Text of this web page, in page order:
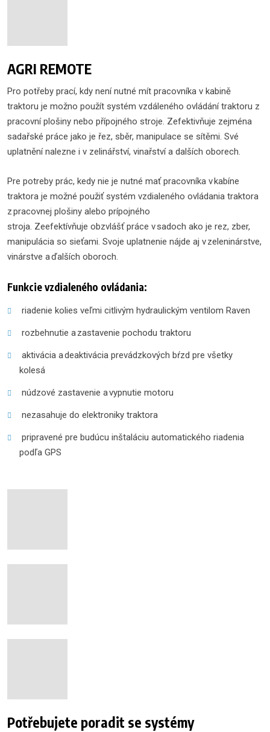
AGRI REMOTE
Pro potřeby prací, kdy není nutné mít pracovníka v kabině
traktoru je možno použít systém vzdáleného ovládání traktoru z
pracovní plošiny nebo přípojného stroje. Zefektivňuje zejména
sadařské práce jako je řez, sběr, manipulace se sítěmi. Své
uplatnění nalezne i v zelinářství, vinařství a dalších oborech.
Pre potreby prác, kedy nie je nutné mať pracovníka v kabíne
traktora je možné použiť systém vzdialeného ovládania traktora
z pracovnej plošiny alebo prípojného
stroja. Zeefektívňuje obzvlášť práce v sadoch ako je rez, zber,
manipulácia so sieťami. Svoje uplatnenie nájde aj v zeleninárstve,
vinárstve a ďalších oboroch.
Funkcie vzdialeného ovládania:
riadenie kolies veľmi citlivým hydraulickým ventilom Raven
rozbehnutie a zastavenie pochodu traktoru
aktivácia a deaktivácia prevádzkových bŕzd pre všetky
kolesá
núdzové zastavenie a vypnutie motoru
nezasahuje do elektroniky traktora
pripravené pre budúcu inštaláciu automatického riadenia
podľa GPS
Potřebujete poradit se systémy